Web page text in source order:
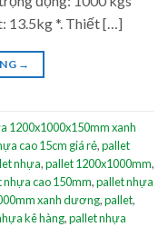
13.5kg *. Thiết […]
→
1200x1000x150mm xanh
cao 15cm giá rẻ,pallet
nhựa,pallet 1200x1000mm,
nhựa cao 150mm,pallet nhựa
xanh dương,pallet,
kê hàng,pallet nhựa